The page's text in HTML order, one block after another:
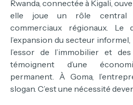
Rwanda, connectée à Kigali,
elle joue un rôle central
commerciaux régionaux. Le
l’expansion du secteur
l’essor de l’immobilier et
témoignent d’une
permanent. À Goma,
slogan. C’est une nécessité